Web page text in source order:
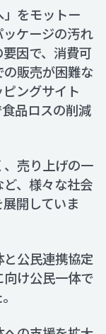
をモットー
ケージの汚れ
因で、消費可
販売が困難な
ングサイト
品ロスの削減
売り上げの一
、様々な社会
開していま
公民連携協定
け公民一体で